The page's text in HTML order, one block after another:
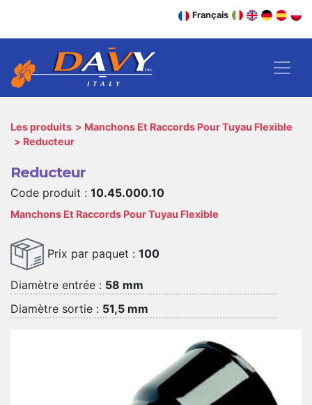
Français
Les produits
Manchons Et Raccords Pour Tuyau Flexible
Reducteur
Reducteur
Code produit : 10.45.000.10
Manchons Et Raccords Pour Tuyau Flexible
Prix par paquet : 100
Diamètre entrée : 58 mm
Diamètre sortie : 51,5 mm